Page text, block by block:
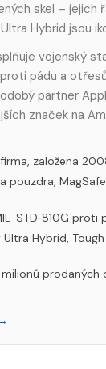
skel – jejich
Hybrid jsou
vojenský
proti pádu a
partner
značek na
založena
pouzdra,
STD‑810G proti
Ultra Hybrid,
milionů prodaných